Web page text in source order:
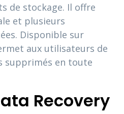
de stockage. Il offre
et plusieurs
Disponible sur
aux utilisateurs de
supprimés en toute
Recovery